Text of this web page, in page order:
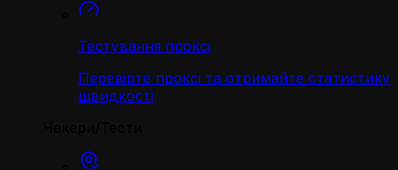
Тестування проксі
Перевірте проксі та отримайте статистику
швидкості